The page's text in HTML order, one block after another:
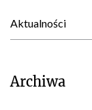
Aktualności
Archiwa